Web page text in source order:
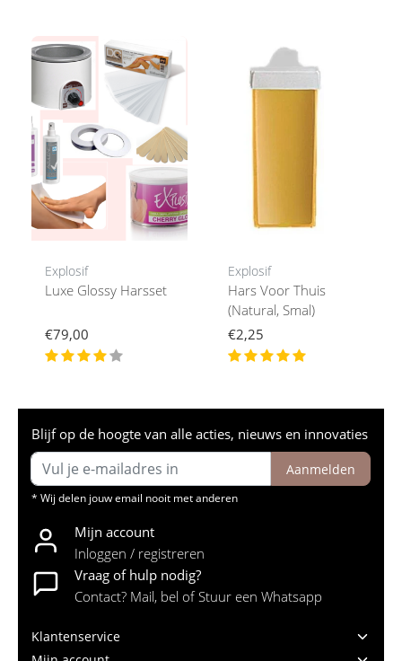
Explosif
Luxe Glossy Harsset
€79,00
Explosif
Hars Voor Thuis
(Natural, Smal)
€2,25
Blijf op de hoogte van alle acties, nieuws en innovaties
Aanmelden
* Wij delen jouw email nooit met anderen
Mijn account
Inloggen / registreren
Vraag of hulp nodig?
Contact? Mail, bel of Stuur een Whatsapp
Klantenservice